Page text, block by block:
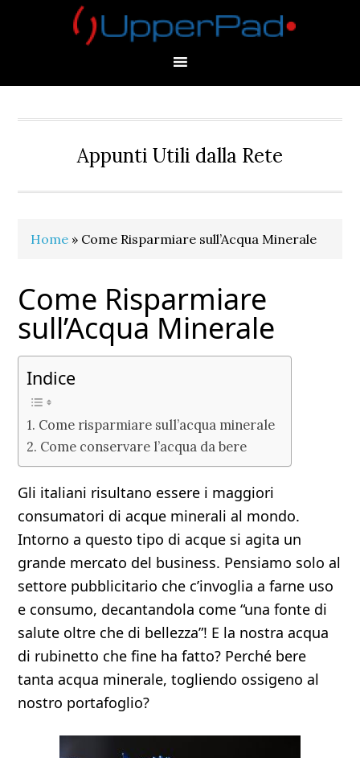
Appunti Utili dalla Rete
Home » Come Risparmiare sull’Acqua Minerale
Come Risparmiare
sull’Acqua Minerale
Indice
Come risparmiare sull’acqua minerale
Come conservare l’acqua da bere
Gli italiani risultano essere i maggiori
consumatori di acque minerali al mondo.
Intorno a questo tipo di acque si agita un
grande mercato del business. Pensiamo solo al
settore pubblicitario che c’invoglia a farne uso
e consumo, decantandola come “una fonte di
salute oltre che di bellezza”! E la nostra acqua
di rubinetto che fine ha fatto? Perché bere
tanta acqua minerale, togliendo ossigeno al
nostro portafoglio?